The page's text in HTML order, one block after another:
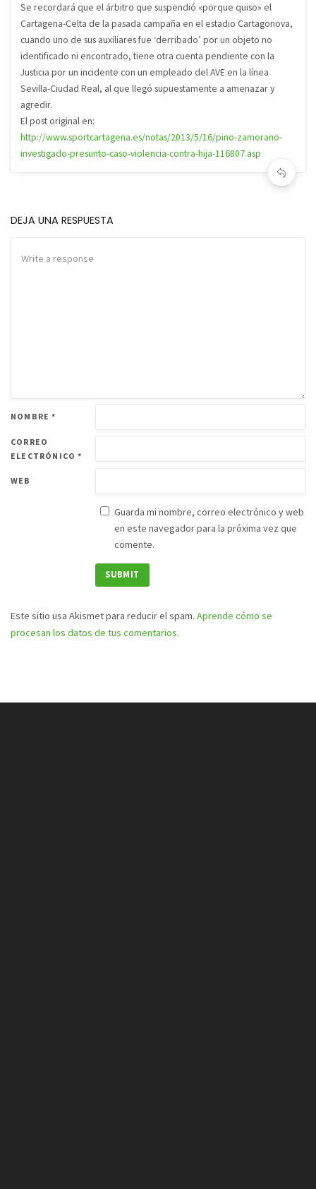
Se recordará que el árbitro que suspendió «porque quiso» el
Cartagena-Celta de la pasada campaña en el estadio Cartagonova,
cuando uno de sus auxiliares fue ‘derribado’ por un objeto no
identificado ni encontrado, tiene otra cuenta pendiente con la
Justicia por un incidente con un empleado del AVE en la línea
Sevilla-Ciudad Real, al que llegó supuestamente a amenazar y
agredir.
El post original en:
http://www.sportcartagena.es/notas/2013/5/16/pino-zamorano-
investigado-presunto-caso-violencia-contra-hija-116807.asp
DEJA UNA RESPUESTA
NOMBRE*
CORREO
ELECTRÓNICO*
WEB
Guarda mi nombre, correo electrónico y web
en este navegador para la próxima vez que
comente.
Este sitio usa Akismet para reducir el spam. Aprende cómo se
procesan los datos de tus comentarios.